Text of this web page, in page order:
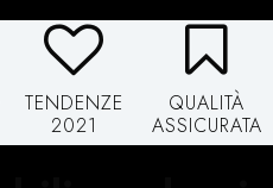
TENDENZE
2021
QUALITÀ
ASSICURATA